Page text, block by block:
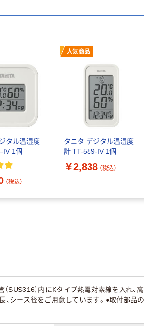
タル温湿度
IV 1個
（税込）
人気商品
タニタ デジタル温湿度
計 TT-589-IV 1個
￥2,838 （税込）
SUS316）内にKタイプ熱電対素線を入れ
シース径をご用意しています。●取付部品の